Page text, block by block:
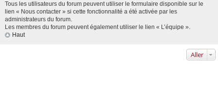
Tous les utilisateurs du forum peuvent utiliser le formulaire disponible sur le
lien « Nous contacter » si cette fonctionnalité a été activée par les
administrateurs du forum.
Les membres du forum peuvent également utiliser le lien « L’équipe ».
Haut
Aller